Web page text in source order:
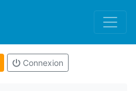
Connexion